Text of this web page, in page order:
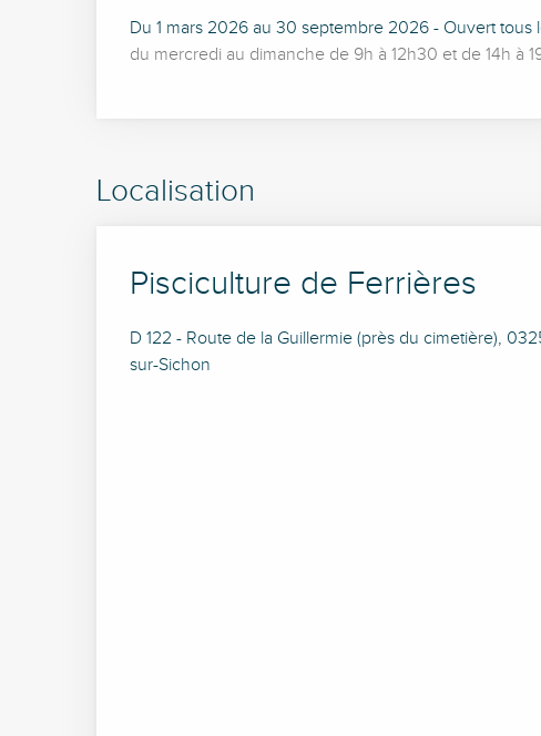
Du 1 mars 2026 au 30 septembre 2026 - Ouvert tous
du mercredi au dimanche de 9h à 12h30 et de 14h à
Localisation
Pisciculture de Ferrières
D 122 - Route de la Guillermie (près du cimetière),
sur-Sichon